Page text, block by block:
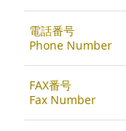
電話番号
Phone Number
FAX番号
Fax Number